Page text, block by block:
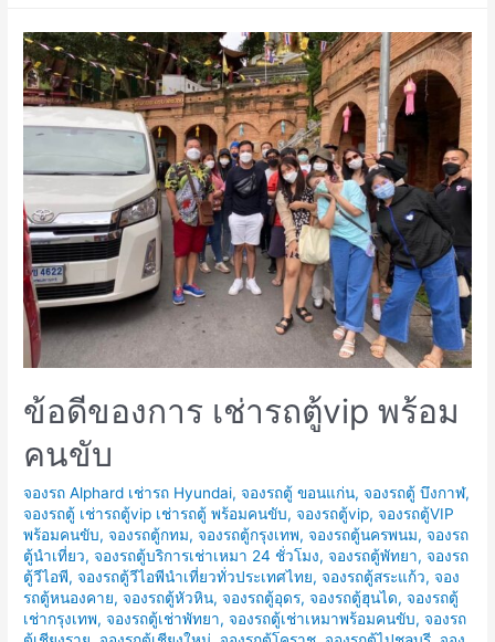
นำ
เที่ยว
พัทยา
เหมา
ไป
เที่ยว
พัทยา
ปี
ใหม่
2014
ที่ไหน
ข้อดีของการ เช่ารถตู้vip พร้อม
คนขับ
จองรถ Alphard เช่ารถ Hyundai,จองรถตู้ ขอนแก่น,จองรถตู้ บึงกาฬ,
จองรถตู้ เช่ารถตู้vip เช่ารถตู้ พร้อมคนขับ,จองรถตู้vip,จองรถตู้VIP
พร้อมคนขับ,จองรถตู้กทม,จองรถตู้กรุงเทพ,จองรถตู้นครพนม,จองรถ
ตู้นำเที่ยว,จองรถตู้บริการเช่าเหมา 24 ชั่วโมง,จองรถตู้พัทยา,จองรถ
ตู้วีไอพี,จองรถตู้วีไอพีนำเที่ยวทั่วประเทศไทย,จองรถตู้สระแก้ว,จอง
รถตู้หนองคาย,จองรถตู้หัวหิน,จองรถตู้อุดร,จองรถตู้ฮุนได,จองรถตู้
เช่ากรุงเทพ,จองรถตู้เช่าพัทยา,จองรถตู้เช่าเหมาพร้อมคนขับ,จองรถ